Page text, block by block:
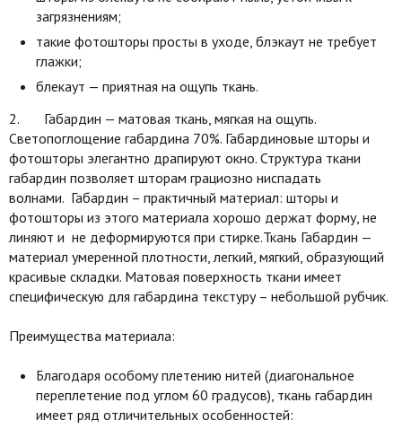
загрязнениям;
такие фотошторы просты в уходе, блэкаут не требует
глажки;
блекаут — приятная на ощупь ткань.
2. Габардин — матовая ткань, мягкая на ощупь.
Светопоглощение габардина 70%. Габардиновые шторы и
фотошторы элегантно драпируют окно. Структура ткани
габардин позволяет шторам грациозно ниспадать
волнами. Габардин – практичный материал: шторы и
фотошторы из этого материала хорошо держат форму, не
линяют и не деформируются при стирке.Ткань Габардин —
материал умеренной плотности, легкий, мягкий, образующий
красивые складки. Матовая поверхность ткани имеет
специфическую для габардина текстуру – небольшой рубчик.
Преимущества материала:
Благодаря особому плетению нитей (диагональное
переплетение под углом 60 градусов), ткань габардин
имеет ряд отличительных особенностей: